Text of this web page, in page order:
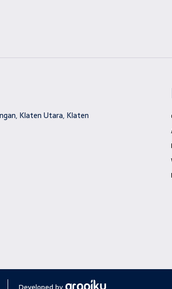
Klaten Utara, Klaten